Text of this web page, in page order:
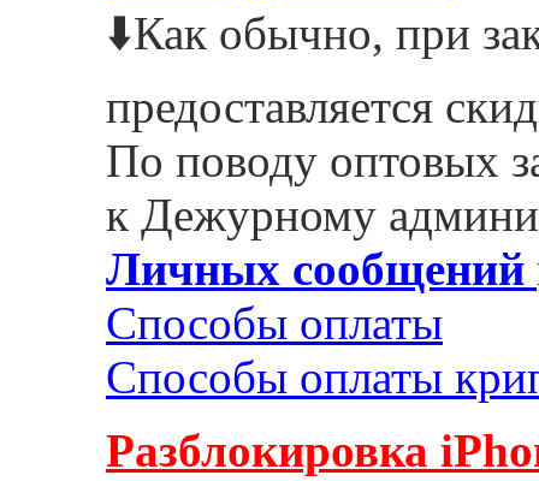
⬇️Как обычно, при
предоставляется
По поводу оптовых
к Дежурному
Личных сообщений
Способы оплаты
Способы оплаты
Разблокировка